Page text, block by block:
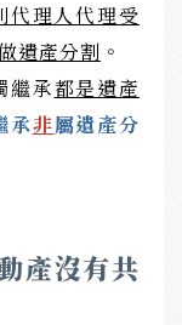
代理人代理受
遺產分割 。
繼承都是遺產
承非屬遺產分
產沒有共